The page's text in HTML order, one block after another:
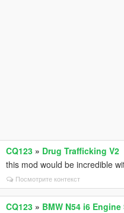
CQ123 » Drug Trafficking V2
this mod would be incredible
Посмотрите контекст
CQ123 » BMW N54 i6